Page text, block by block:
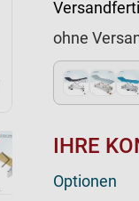
ohne
IHRE
Optionen